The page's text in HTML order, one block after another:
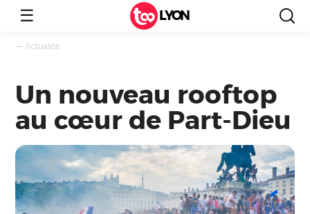
☰ LYON
— Actualité
Un nouveau rooftop
au cœur de Part-Dieu